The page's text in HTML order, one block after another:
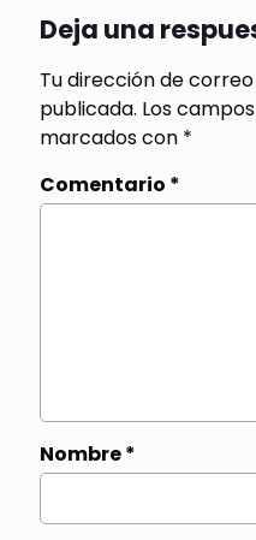
Deja una
Tu dirección de
publicada. Los
marcados con *
Comentario *
Nombre*